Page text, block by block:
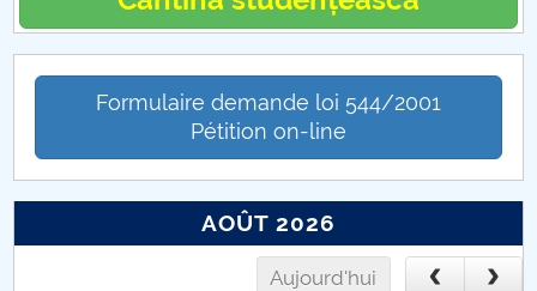
Formulaire demande loi 544/2001
Pétition on-line
AOÛT 2026
Aujourd'hui